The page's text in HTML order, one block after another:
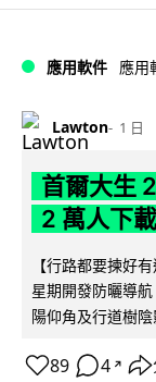
應用軟件 應用
Lawton 1 日
首爾大生
2 萬人下
【行路都要揀好
星期開發防曬導
陽仰角及行道樹
89 4 ↗